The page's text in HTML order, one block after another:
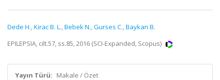
Dede H.,Kirac B. L.,Bebek N.,Gurses C.,Baykan B.
EPILEPSIA, cilt.57, ss.85, 2016 (SCI-Expanded, Scopus)
Yayın Türü: Makale / Özet